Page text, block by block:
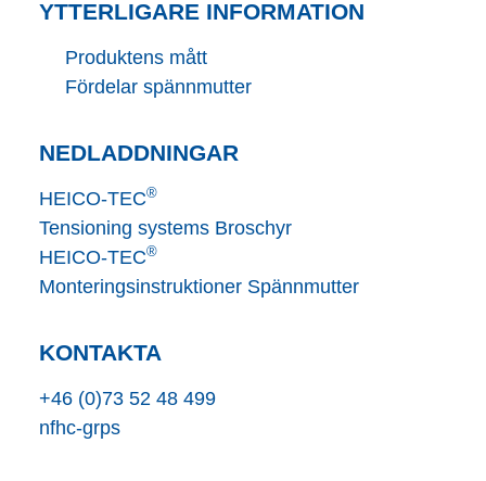
YTTERLIGARE INFORMATION
Produktens mått
Fördelar spännmutter
NEDLADDNINGAR
HEICO-TEC®
Tensioning systems Broschyr
HEICO-TEC®
Monteringsinstruktioner Spännmutter
KONTAKTA
+46 (0)73 52 48 499
nfhc-grps